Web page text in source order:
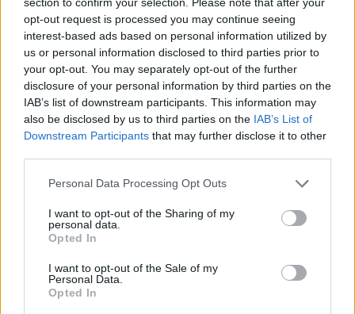
opt-out request is processed you may continue seeing
interest-based ads based on personal information utilized by
us or personal information disclosed to third parties prior to
your opt-out. You may separately opt-out of the further
disclosure of your personal information by third parties on the
IAB’s list of downstream participants. This information may
also be disclosed by us to third parties on the IAB’s List of
Downstream Participants that may further disclose it to other
Personal Data Processing Opt Outs
I want to opt-out of the Sharing of my
personal data.
Opted In
I want to opt-out of the Sale of my
Personal Data.
Opted In
taču ir ļoti svarīgi lielizmēra veļu mazgāt atsevišķi no
drēbēm vairāku iemeslu dēļ, tostarp tāpēc, ka dvieļi,
palagi un drēbes sastāv no ļoti atšķirīgiem
materiāliem.
Tas, ka palagi, dvieļi un drēbes ir izmazgātas,
Mazāki priekšmeti, mazgājot tos vienlaicīgi ar
liela izmēra dvieļiem un gultasveļu, var
ietīties audumā un faktiski palikt tikpat